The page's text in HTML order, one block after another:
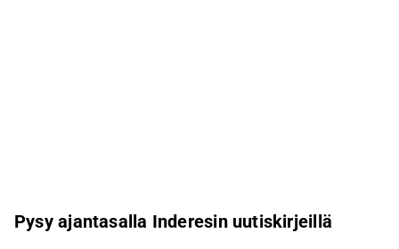
Pysy ajantasalla Inderesin uutiskirjeillä